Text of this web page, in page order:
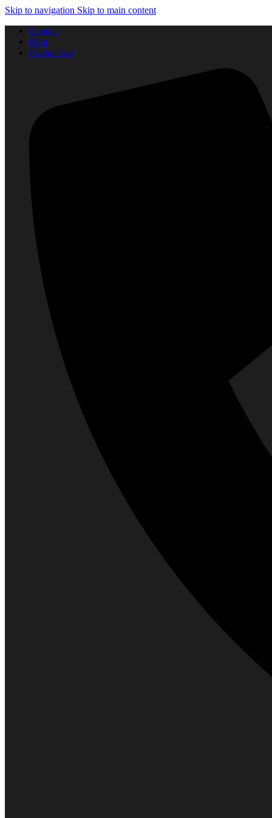
Skip to navigation Skip to main content
Contact
Blog
Producători